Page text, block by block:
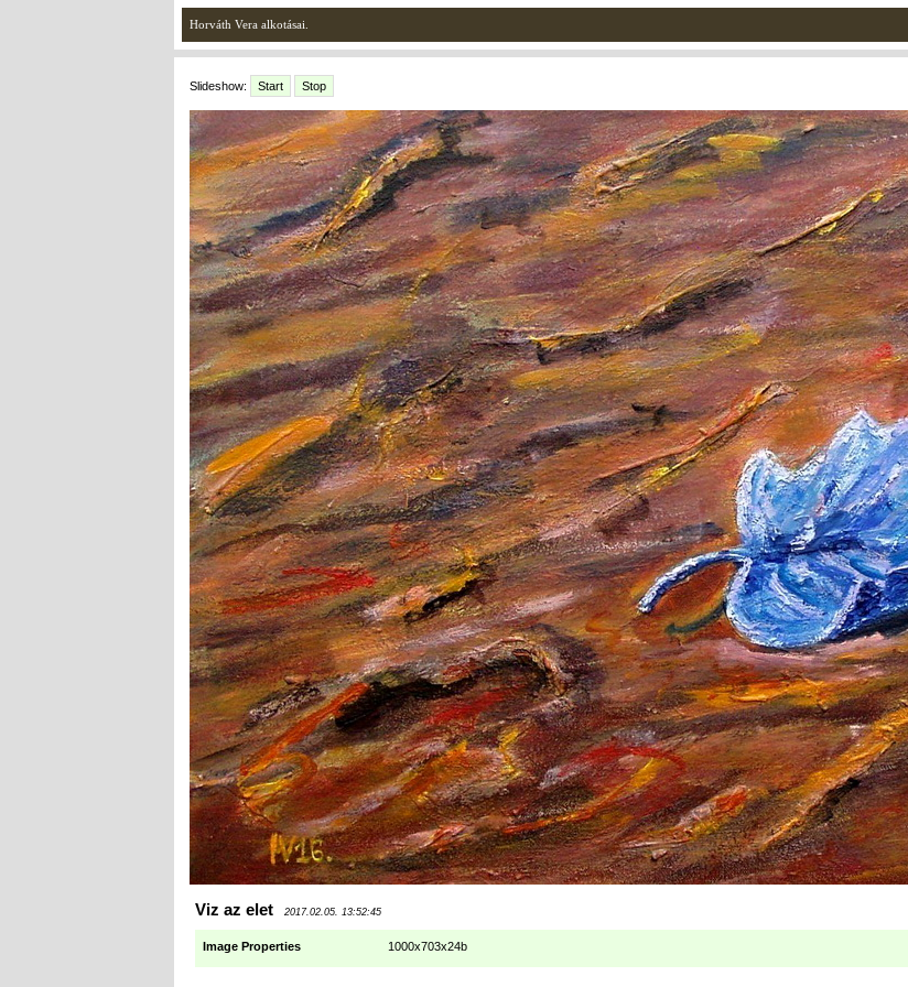
Horváth Vera alkotásai.
Slideshow: Start Stop
Viz az elet 2017.02.05. 13:52:45
Image Properties 1000x703x24b